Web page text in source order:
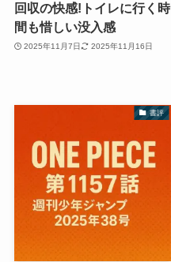
回収の快感!トイレに行く時
間も惜しい没入感
2025年11月7日 2025年11月16日
書評